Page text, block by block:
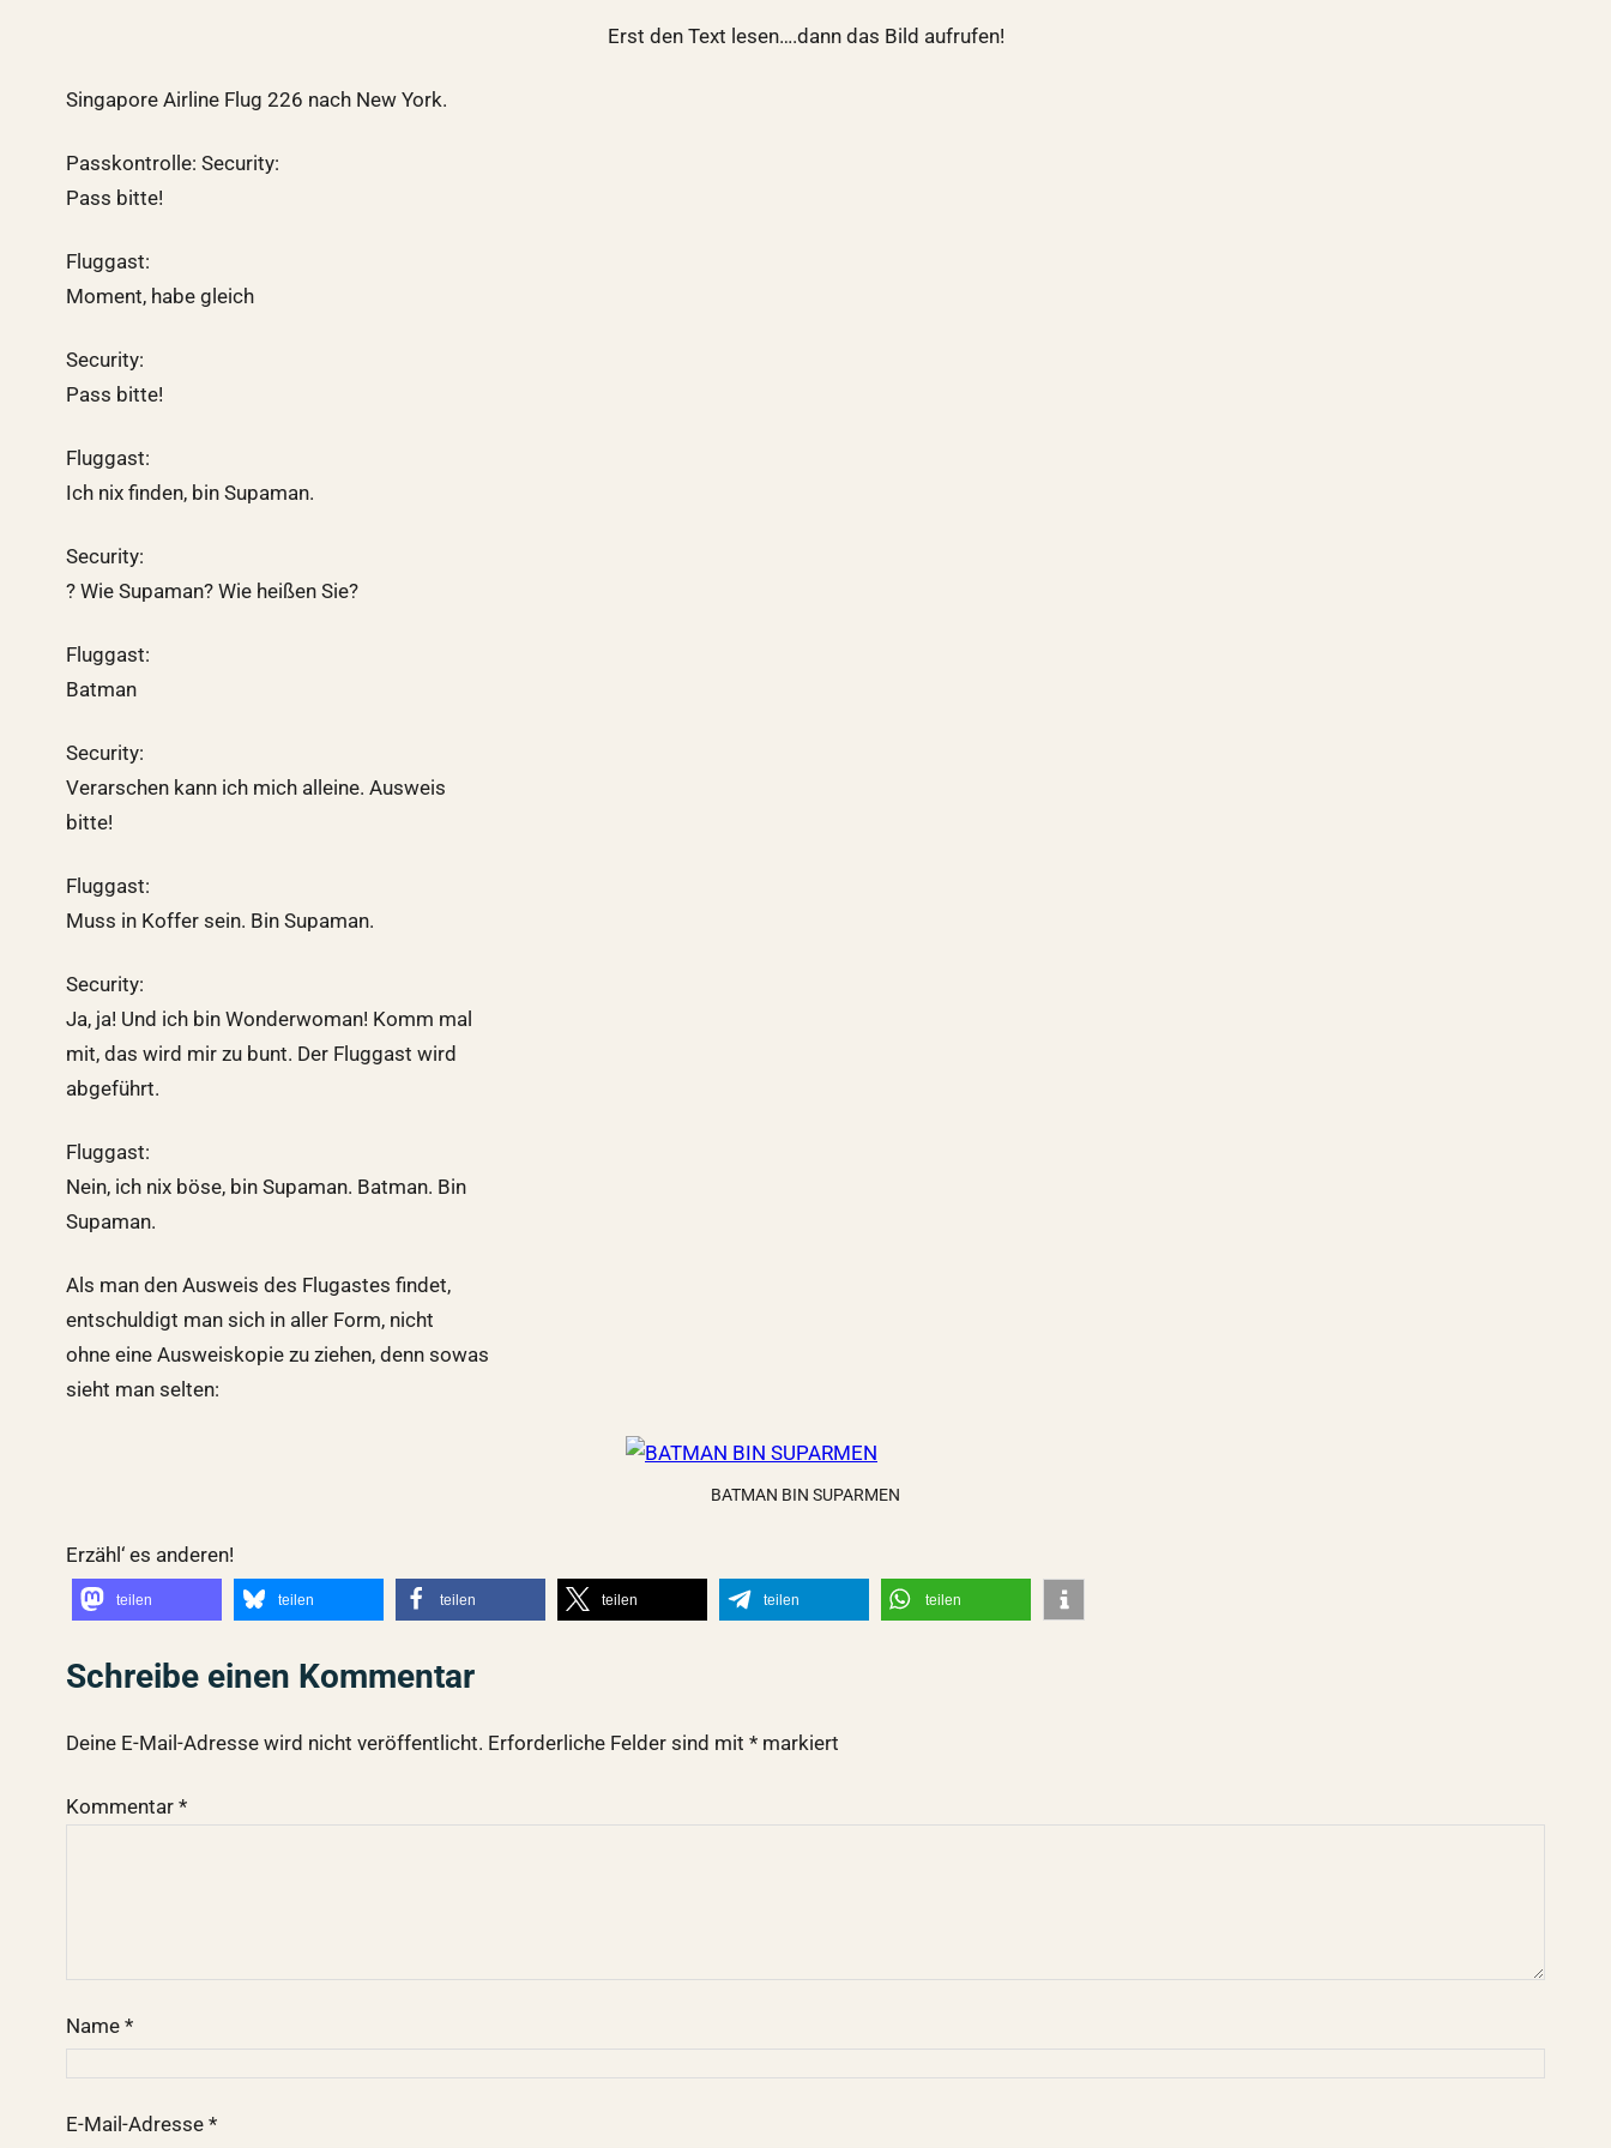
Erst den Text lesen….dann das Bild aufrufen!
Singapore Airline Flug 226 nach New York.
Passkontrolle: Security:
Pass bitte!
Fluggast:
Moment, habe gleich
Security:
Pass bitte!
Fluggast:
Ich nix finden, bin Supaman.
Security:
? Wie Supaman? Wie heißen Sie?
Fluggast:
Batman
Security:
Verarschen kann ich mich alleine. Ausweis
bitte!
Fluggast:
Muss in Koffer sein. Bin Supaman.
Security:
Ja, ja! Und ich bin Wonderwoman! Komm mal
mit, das wird mir zu bunt. Der Fluggast wird
abgeführt.
Fluggast:
Nein, ich nix böse, bin Supaman. Batman. Bin
Supaman.
Als man den Ausweis des Flugastes findet,
entschuldigt man sich in aller Form, nicht
ohne eine Ausweiskopie zu ziehen, denn sowas
sieht man selten:
BATMAN BIN SUPARMEN
Erzähl‘ es anderen!
teilen teilen teilen teilen teilen teilen
Schreibe einen Kommentar
Deine E-Mail-Adresse wird nicht veröffentlicht. Erforderliche Felder sind mit* markiert
Kommentar*
Name*
E-Mail-Adresse*